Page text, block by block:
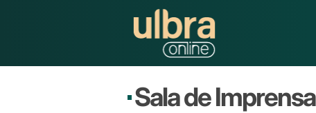
Sala de Imprensa